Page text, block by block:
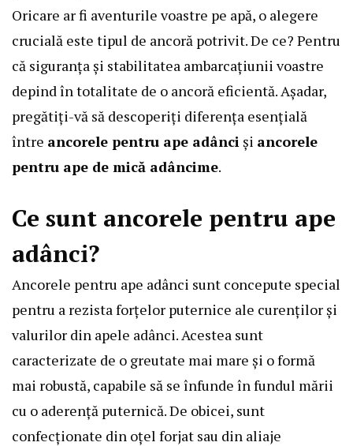
Oricare ar fi aventurile voastre pe apă, o alegere
crucială este tipul de ancoră potrivit. De ce? Pentru
că siguranța și stabilitatea ambarcațiunii voastre
depind în totalitate de o ancoră eficientă. Așadar,
pregătiți-vă să descoperiți diferența esențială
între ancorele pentru ape adânci și ancorele
pentru ape de mică adâncime.
Ce sunt ancorele pentru ape
adânci?
Ancorele pentru ape adânci sunt concepute special
pentru a rezista forțelor puternice ale curenților și
valurilor din apele adânci. Acestea sunt
caracterizate de o greutate mai mare și o formă
mai robustă, capabile să se înfunde în fundul mării
cu o aderență puternică. De obicei, sunt
confecționate din oțel forjat sau din aliaje